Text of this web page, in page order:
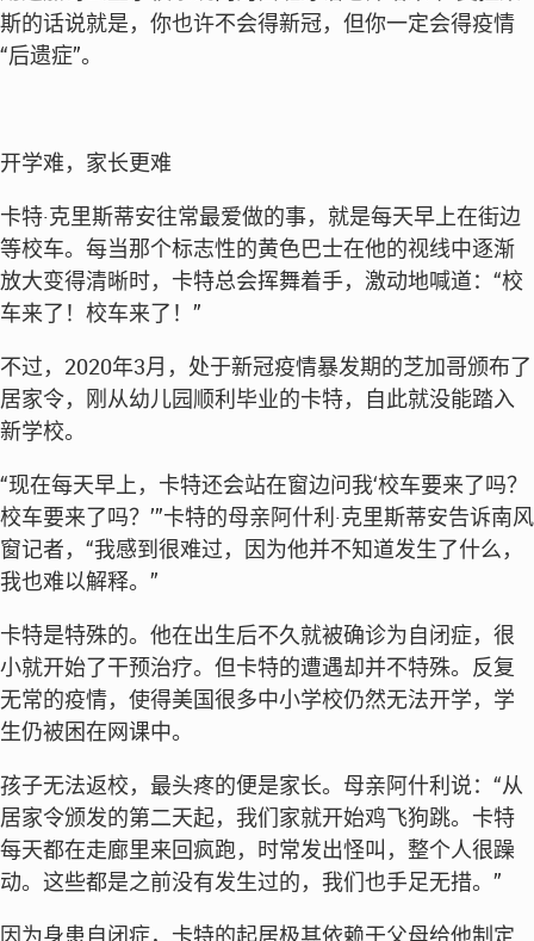
斯的话说就是，你也许不会得新冠，但你一定会得疫情
“后遗症”。
开学难，家长更难
卡特·克里斯蒂安往常最爱做的事，就是每天早上在街边
等校车。每当那个标志性的黄色巴士在他的视线中逐渐
放大变得清晰时，卡特总会挥舞着手，激动地喊道：“校
车来了！校车来了！”
不过，2020年3月，处于新冠疫情暴发期的芝加哥颁布了
居家令，刚从幼儿园顺利毕业的卡特，自此就没能踏入
新学校。
“现在每天早上，卡特还会站在窗边问我‘校车要来了吗？
校车要来了吗？’”卡特的母亲阿什利·克里斯蒂安告诉南风
窗记者，“我感到很难过，因为他并不知道发生了什么，
我也难以解释。”
卡特是特殊的。他在出生后不久就被确诊为自闭症，很
小就开始了干预治疗。但卡特的遭遇却并不特殊。反复
无常的疫情，使得美国很多中小学校仍然无法开学，学
生仍被困在网课中。
孩子无法返校，最头疼的便是家长。母亲阿什利说：“从
居家令颁发的第二天起，我们家就开始鸡飞狗跳。卡特
每天都在走廊里来回疯跑，时常发出怪叫，整个人很躁
动。这些都是之前没有发生过的，我们也手足无措。”
因为身患自闭症，卡特的起居极其依赖于父母给他制定